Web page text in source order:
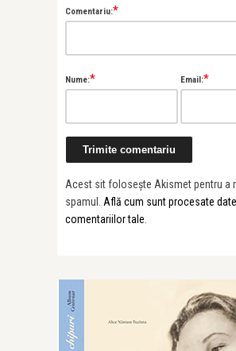
Comentariu:*
Nume:* Email:*
Acest sit folosește Akismet pentru a
spamul. Află cum sunt procesate
comentariilor tale